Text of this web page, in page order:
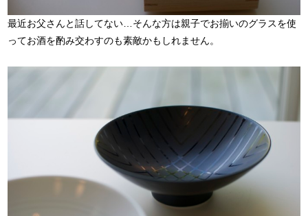
最近お父さんと話してない…そんな方は親子でお揃いのグラスを使
ってお酒を酌み交わすのも素敵かもしれません。